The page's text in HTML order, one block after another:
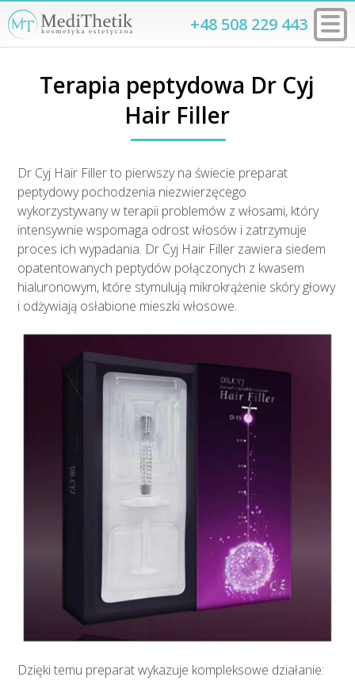
+48 508 229 443
Terapia peptydowa Dr Cyj
Hair Filler
Dr Cyj Hair Filler to pierwszy na świecie preparat
peptydowy pochodzenia niezwierzęcego
wykorzystywany w terapii problemów z włosami, który
intensywnie wspomaga odrost włosów i zatrzymuje
proces ich wypadania. Dr Cyj Hair Filler zawiera siedem
opatentowanych peptydów połączonych z kwasem
hialuronowym, które stymulują mikrokrążenie skóry głowy
i odżywiają osłabione mieszki włosowe.
Dzięki temu preparat wykazuje kompleksowe działanie: